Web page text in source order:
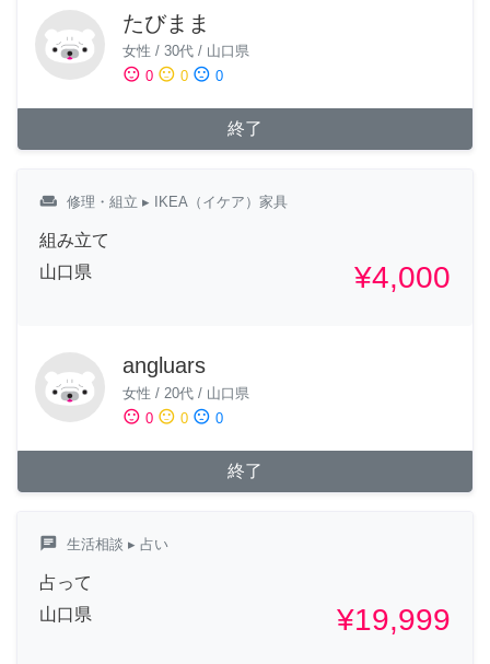
たびまま
女性 / 30代 / 山口県
sentiment_satisfied 0 sentiment_neutral 0 sentiment_dissatisfied 0
終了
weekend 修理・組立 ▸ IKEA（イケア）家具
組み立て
山口県
¥4,000
angluars
女性 / 20代 / 山口県
sentiment_satisfied 0 sentiment_neutral 0 sentiment_dissatisfied 0
終了
chat 生活相談 ▸ 占い
占って
山口県
¥19,999